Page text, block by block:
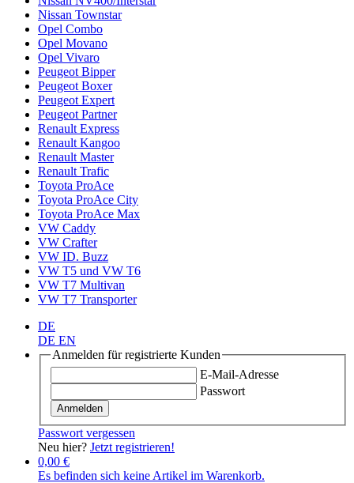
Nissan Townstar
Opel Combo
Opel Movano
Opel Vivaro
Peugeot Bipper
Peugeot Boxer
Peugeot Expert
Peugeot Partner
Renault Express
Renault Kangoo
Renault Master
Renault Trafic
Toyota ProAce
Toyota ProAce City
Toyota ProAce Max
VW Caddy
VW Crafter
VW ID. Buzz
VW T5 und VW T6
VW T7 Multivan
VW T7 Transporter
DE
DE EN
Anmelden für registrierte Kunden
E-Mail-Adresse
Passwort
Anmelden
Passwort vergessen
Neu hier? Jetzt registrieren!
0,00 €
Es befinden sich keine Artikel im Warenkorb.